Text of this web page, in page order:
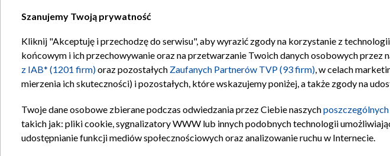
Regulamin TVP Polityka prywatności
Szanujemy Twoją prywatność
Kliknij "Akceptuję i przechodzę do serwisu", aby wyrazić zgody na korzystanie z
końcowym i ich przechowywanie oraz na przetwarzanie Twoich danych osobowych przez
z IAB* (1201 firm)oraz pozostałych Zaufanych Partnerów TVP (93 firm), w celach
mierzenia ich skuteczności) i pozostałych, które wskazujemy poniżej, a także zgody na
Twoje dane osobowe zbierane podczas odwiedzania przez Ciebie naszych
takich jak: pliki cookie, sygnalizatory WWW lub innych podobnych technologii
udostępnianie funkcji mediów społecznościowych oraz analizowanie ruchu w Internecie.